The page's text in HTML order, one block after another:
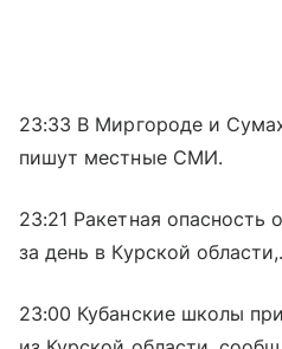
23:33 В Миргороде и
пишут местные СМИ.
23:21 Ракетная опасность
за день в Курской области,.
23:00 Кубанские школы